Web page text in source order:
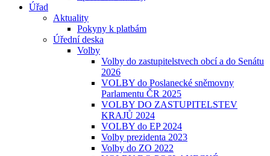
Úřad
Aktuality
Pokyny k platbám
Úřední deska
Volby
Volby do zastupitelstvech obcí a do Senátu
2026
VOLBY do Poslanecké sněmovny
Parlamentu ČR 2025
VOLBY DO ZASTUPITELSTEV
KRAJŮ 2024
VOLBY do EP 2024
Volby prezidenta 2023
Volby do ZO 2022